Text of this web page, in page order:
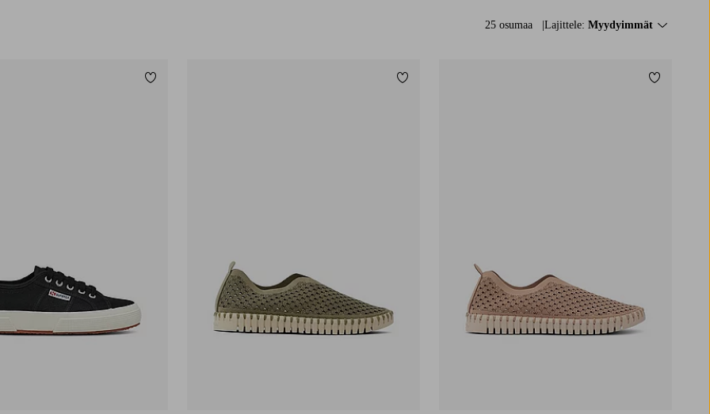
25 osumaa Lajittele: Myydyimmät
Lisää suosikkeihin Lisää suosikkeihin Lisää